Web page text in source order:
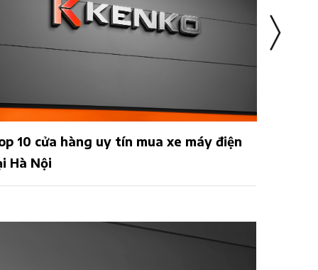
10 cửa hàng uy tín mua xe máy điện
Hà Nội